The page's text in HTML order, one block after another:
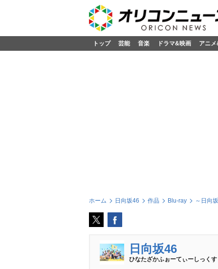
トップ 芸能 音楽 ドラマ&映画 アニ
ホーム 日向坂46 作品 Blu-ray ～日向
日向坂46
ひなたざかふぉーてぃーしっくす